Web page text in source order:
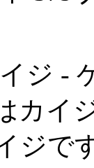
ジ -
カイ
ジで